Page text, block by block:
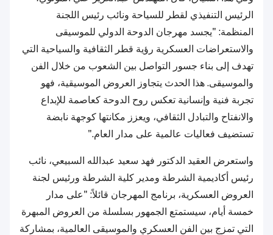
الرئيس التنفيذي لقطر للسياحة ونائب رئيس اللجنة
المنظمة: "يجسد مهرجان الدوحة الدولي للموسيقى
والاستعراضات العسكرية رؤية قطر الثقافية والسياحية التي
تهدف إلى بناء جسور التواصل بين الشعوب من خلال الفن
والموسيقى. هذا الحدث يتجاوز العروض الموسيقية، فهو
تجربة فنية وإنسانية تعكس روح الدوحة كعاصمة للإبداع
والانفتاح والتبادل الثقافي، ويعزز مكانتها كوجهة نابضة
تستضيف فعاليات عالمية على مدار العام."
واستعرض العقيد الدكتور فهد سعيد عبدالله السبيعي، نائب
رئيس أكاديمية الشرطة ومدير كلية الشرطة ورئيس لجنة
العروض العسكرية، برنامج المهرجان قائلاً: "على مدار
خمسة أيام، سيستمتع الجمهور بسلسلة من العروض المبهرة
التي تمزج بين الفن العسكري والموسيقى العالمية، بمشاركة